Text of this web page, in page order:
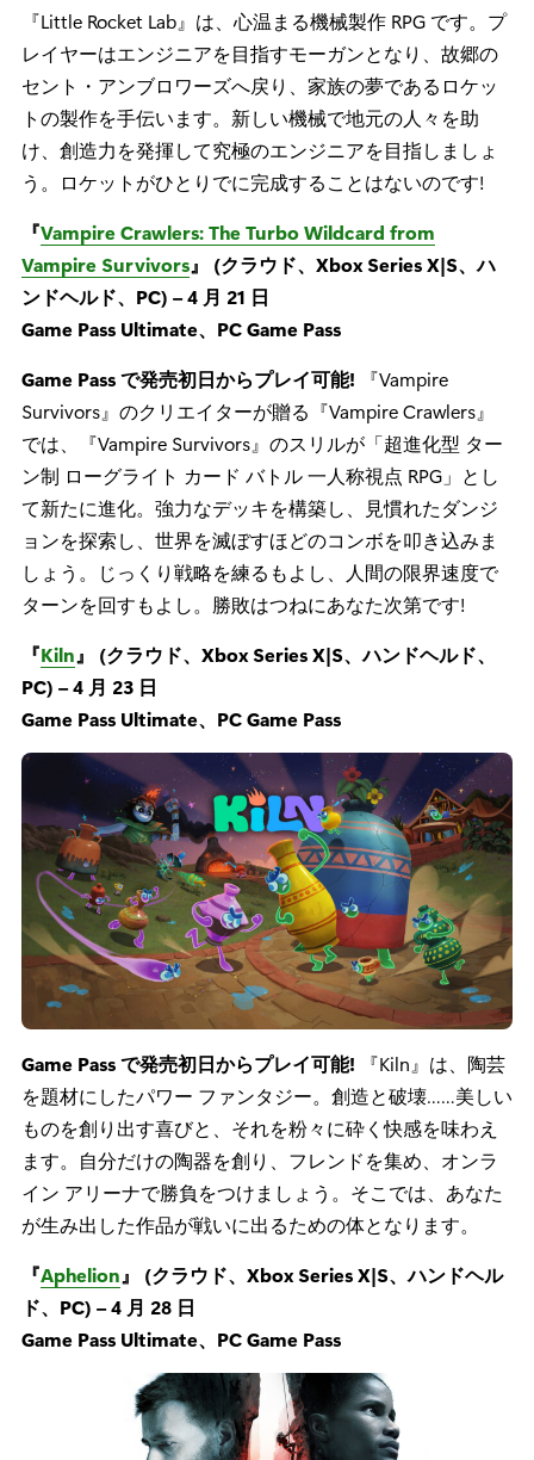
『Little Rocket Lab』は、心温まる機械製作 RPG です。プ
レイヤーはエンジニアを目指すモーガンとなり、故郷の
セント・アンブロワーズへ戻り、家族の夢であるロケッ
トの製作を手伝います。新しい機械で地元の人々を助
け、創造力を発揮して究極のエンジニアを目指しましょ
う。ロケットがひとりでに完成することはないのです!
『Vampire Crawlers: The Turbo Wildcard from
Vampire Survivors』 (クラウド、Xbox Series X|S、ハ
ンドヘルド、PC) – 4 月 21 日
Game Pass Ultimate、PC Game Pass
Game Pass で発売初日からプレイ可能!
『Vampire
Survivors』のクリエイターが贈る『Vampire Crawlers』
では、『Vampire Survivors』のスリルが「超進化型 ター
ン制 ローグライト カード バトル 一人称視点 RPG」とし
て新たに進化。強力なデッキを構築し、見慣れたダンジ
ョンを探索し、世界を滅ぼすほどのコンボを叩き込みま
しょう。じっくり戦略を練るもよし、人間の限界速度で
ターンを回すもよし。勝敗はつねにあなた次第です!
『Kiln』 (クラウド、Xbox Series X|S、ハンドヘルド、
PC) – 4 月 23 日
Game Pass Ultimate、PC Game Pass
Game Pass で発売初日からプレイ可能!
『Kiln』は、陶芸
を題材にしたパワー ファンタジー。創造と破壊……美しい
ものを創り出す喜びと、それを粉々に砕く快感を味わえ
ます。自分だけの陶器を創り、フレンドを集め、オンラ
イン アリーナで勝負をつけましょう。そこでは、あなた
が生み出した作品が戦いに出るための体となります。
『Aphelion 』 (クラウド、Xbox Series X|S、ハンドヘル
ド、PC) – 4 月 28 日
Game Pass Ultimate、PC Game Pass